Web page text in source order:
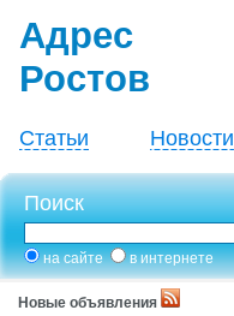
Адрес
Ростов
Статьи Новости
Поиск
на сайте в интернете
Новые объявления